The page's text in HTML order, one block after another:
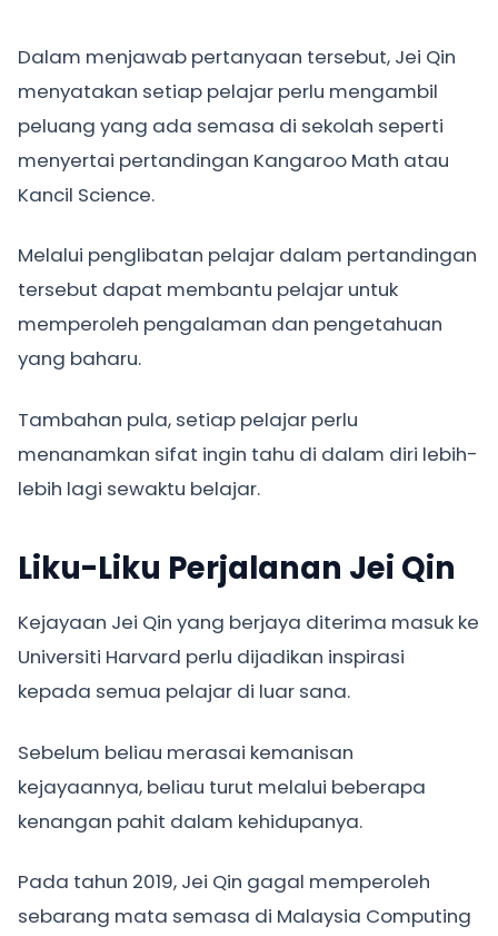
Dalam menjawab pertanyaan tersebut, Jei Qin
menyatakan setiap pelajar perlu mengambil
peluang yang ada semasa di sekolah seperti
menyertai pertandingan Kangaroo Math atau
Kancil Science.
Melalui penglibatan pelajar dalam pertandingan
tersebut dapat membantu pelajar untuk
memperoleh pengalaman dan pengetahuan
yang baharu.
Tambahan pula, setiap pelajar perlu
menanamkan sifat ingin tahu di dalam diri lebih-
lebih lagi sewaktu belajar.
Liku-Liku Perjalanan Jei Qin
Kejayaan Jei Qin yang berjaya diterima masuk ke
Universiti Harvard perlu dijadikan inspirasi
kepada semua pelajar di luar sana.
Sebelum beliau merasai kemanisan
kejayaannya, beliau turut melalui beberapa
kenangan pahit dalam kehidupanya.
Pada tahun 2019, Jei Qin gagal memperoleh
sebarang mata semasa di Malaysia Computing